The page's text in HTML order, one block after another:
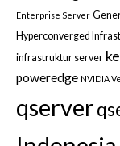
Enterprise Server
Hyperconverged
infrastruktur server
poweredge NVIDIA
qserver